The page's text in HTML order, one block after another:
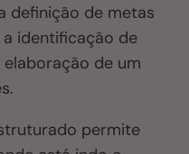
definição de metas
identificação de
de um
permite